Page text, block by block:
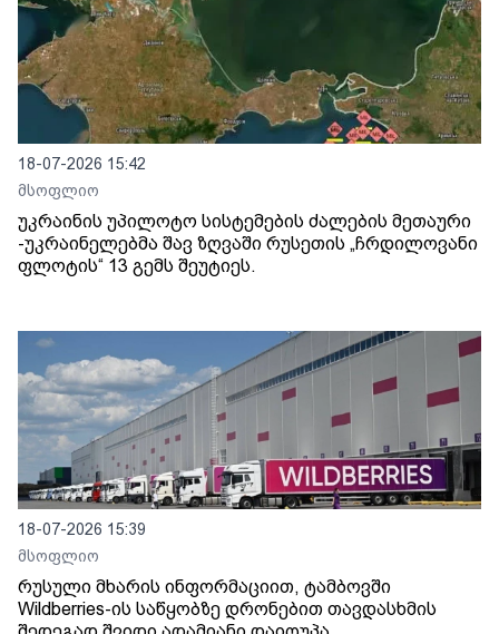
18-07-2026 15:42
მსოფლიო
უკრაინის უპილოტო სისტემების ძალების მეთაური
-უკრაინელებმა შავ ზღვაში რუსეთის „ჩრდილოვანი
ფლოტის“ 13 გემს შეუტიეს.
18-07-2026 15:39
მსოფლიო
რუსული მხარის ინფორმაციით, ტამბოვში
Wildberries-ის საწყობზე დრონებით თავდასხმის